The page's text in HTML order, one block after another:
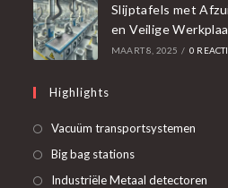
Slijptafels met
en Veilige
MAART 8, 2025 / 0
Highlights
Vacuüm transportsystemen
Big bag stationsOpent
in
Industriële Metaal detectoren